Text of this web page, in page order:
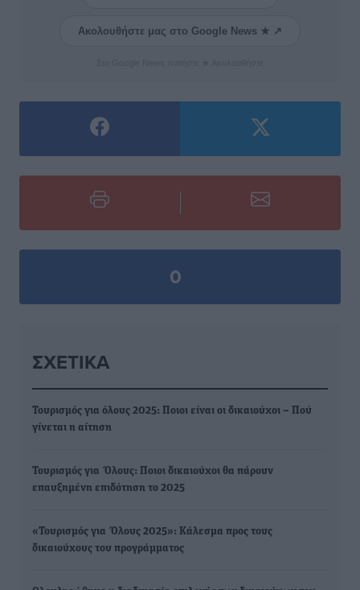
Ακολουθήστε μας στο Google News ★ ↗
0
ΣΧΕΤΙΚΆ
Τουρισμός για όλους 2025: Ποιοι είναι οι δικαιούχοι – Πού
γίνεται η αίτηση
Τουρισμός για Όλους: Ποιοι δικαιούχοι θα πάρουν
επαυξημένη επιδότηση το 2025
«Τουρισμός για Όλους 2025»: Κάλεσμα προς τους
δικαιούχους του προγράμματος